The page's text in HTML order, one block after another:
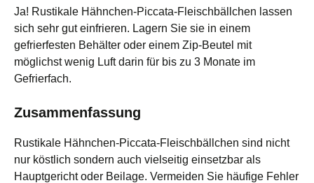
Ja! Rustikale Hähnchen-Piccata-Fleischbällchen lassen
sich sehr gut einfrieren. Lagern Sie sie in einem
gefrierfesten Behälter oder einem Zip-Beutel mit
möglichst wenig Luft darin für bis zu 3 Monate im
Gefrierfach.
Zusammenfassung
Rustikale Hähnchen-Piccata-Fleischbällchen sind nicht
nur köstlich sondern auch vielseitig einsetzbar als
Hauptgericht oder Beilage. Vermeiden Sie häufige Fehler